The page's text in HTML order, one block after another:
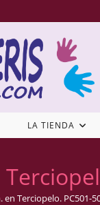
LA TIENDA
Terciopelo. PC501-